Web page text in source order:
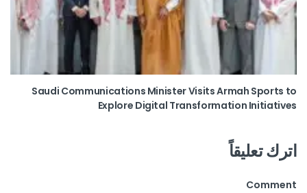
Saudi Communications Minister Visits Armah Sports to
Explore Digital Transformation Initiatives
اترك تعليقاً
Comment